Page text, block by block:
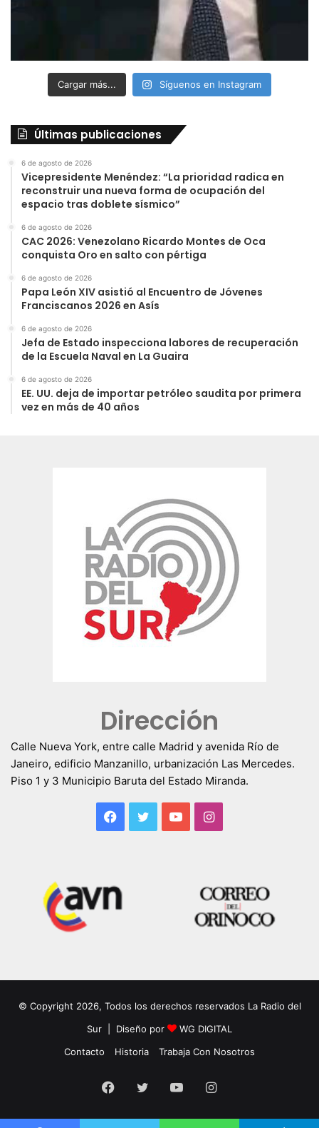
Cargar más... Síguenos en Instagram
Últimas publicaciones
6 de agosto de 2026
Vicepresidente Menéndez: “La prioridad radica en
reconstruir una nueva forma de ocupación del
espacio tras doblete sísmico”
6 de agosto de 2026
CAC 2026: Venezolano Ricardo Montes de Oca
conquista Oro en salto con pértiga
6 de agosto de 2026
Papa León XIV asistió al Encuentro de Jóvenes
Franciscanos 2026 en Asís
6 de agosto de 2026
Jefa de Estado inspecciona labores de recuperación
de la Escuela Naval en La Guaira
6 de agosto de 2026
EE. UU. deja de importar petróleo saudita por primera
vez en más de 40 años
Dirección
Calle Nueva York, entre calle Madrid y avenida Río de
Janeiro, edificio Manzanillo, urbanización Las Mercedes.
Piso 1 y 3 Municipio Baruta del Estado Miranda.
Facebook
TwitterYouTubeInstagram
© Copyright 2026, Todos los derechos reservados La Radio del
Sur | Diseño por
WG DIGITAL
Contacto
Historia Trabaja Con Nosotros
Facebook
TwitterYouTubeInstagram